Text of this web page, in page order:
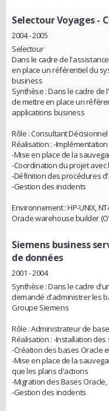
Selectour Voyages-
2004 - 2005
Selectour
Dans le cadre de
en place un référentiel du
business
Synthèse : Dans le cadre
de mettre en place un
applications business
Rôle : Consultant Décisionnel
Réalisation : -
-Mise en place de la
-Coordination du projet avec
-Définition des procédures
-Gestion des incidents
Environnement : HP-UNIX,
Oracle warehouse builder
Siemens business
de données
2001 - 2004
Synthèse : Dans le cadre
demandé d'administrer les
Groupe Siemens
Rôle : Administrateur de
Réalisation : -Installation des
-Création des bases Oracle et
-Mise en place de la
que les plans d'actions
-Migration des Bases Oracle,
-Gestion des incidents